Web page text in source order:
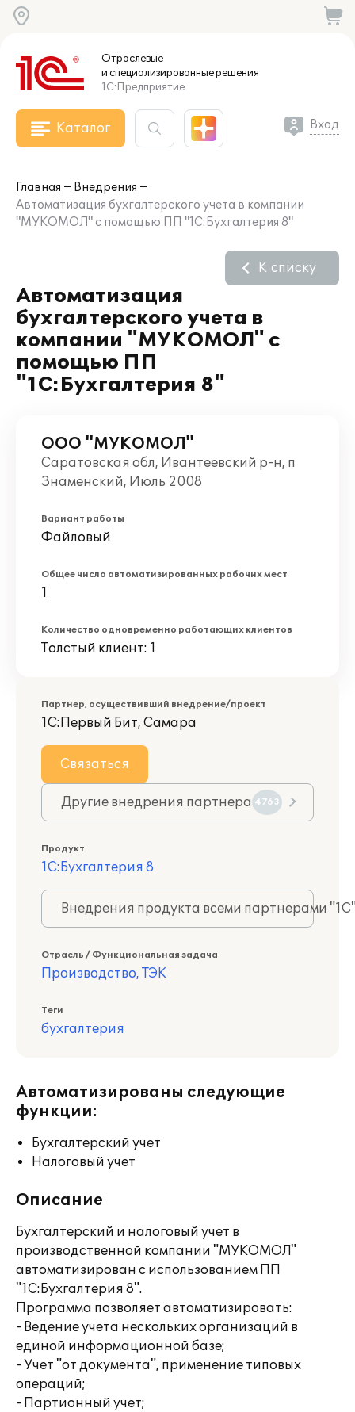
Отраслевые
и специализированныерешения
1С:Предприятие
Каталог Вход
Главная
Внедрения
Автоматизация бухгалтерского учета в компании
"МУКОМОЛ" с помощью ПП "1С:Бухгалтерия 8"
Автоматизация
бухгалтерского учета в
компании "МУКОМОЛ" с
помощью ПП
"1С:Бухгалтерия 8"
К списку
ООО "МУКОМОЛ"
Саратовская обл, Ивантеевский р-н, п
Знаменский, Июль 2008
Вариант работы
Файловый
Общее число автоматизированных рабочих мест
1
Количество одновременно работающих клиентов
Толстый клиент: 1
Партнер, осуществивший внедрение/проект
1С:Первый Бит, Самара
Связаться
Другие внедрения партнера 4763
Продукт
1С:Бухгалтерия 8
Внедрения продукта всеми партнерами
Отрасль / Функциональная задача
Производство, ТЭК
Теги
бухгалтерия
Автоматизированы следующие
функции:
Бухгалтерский учет
Налоговый учет
Описание
Бухгалтерский и налоговый учет в
производственной компании "МУКОМОЛ"
автоматизирован с использованием ПП
"1С:Бухгалтерия 8".
Программа позволяет автоматизировать:
- Ведение учета нескольких организаций в
единой информационной базе;
- Учет "от документа", применение типовых
операций;
- Партионный учет;